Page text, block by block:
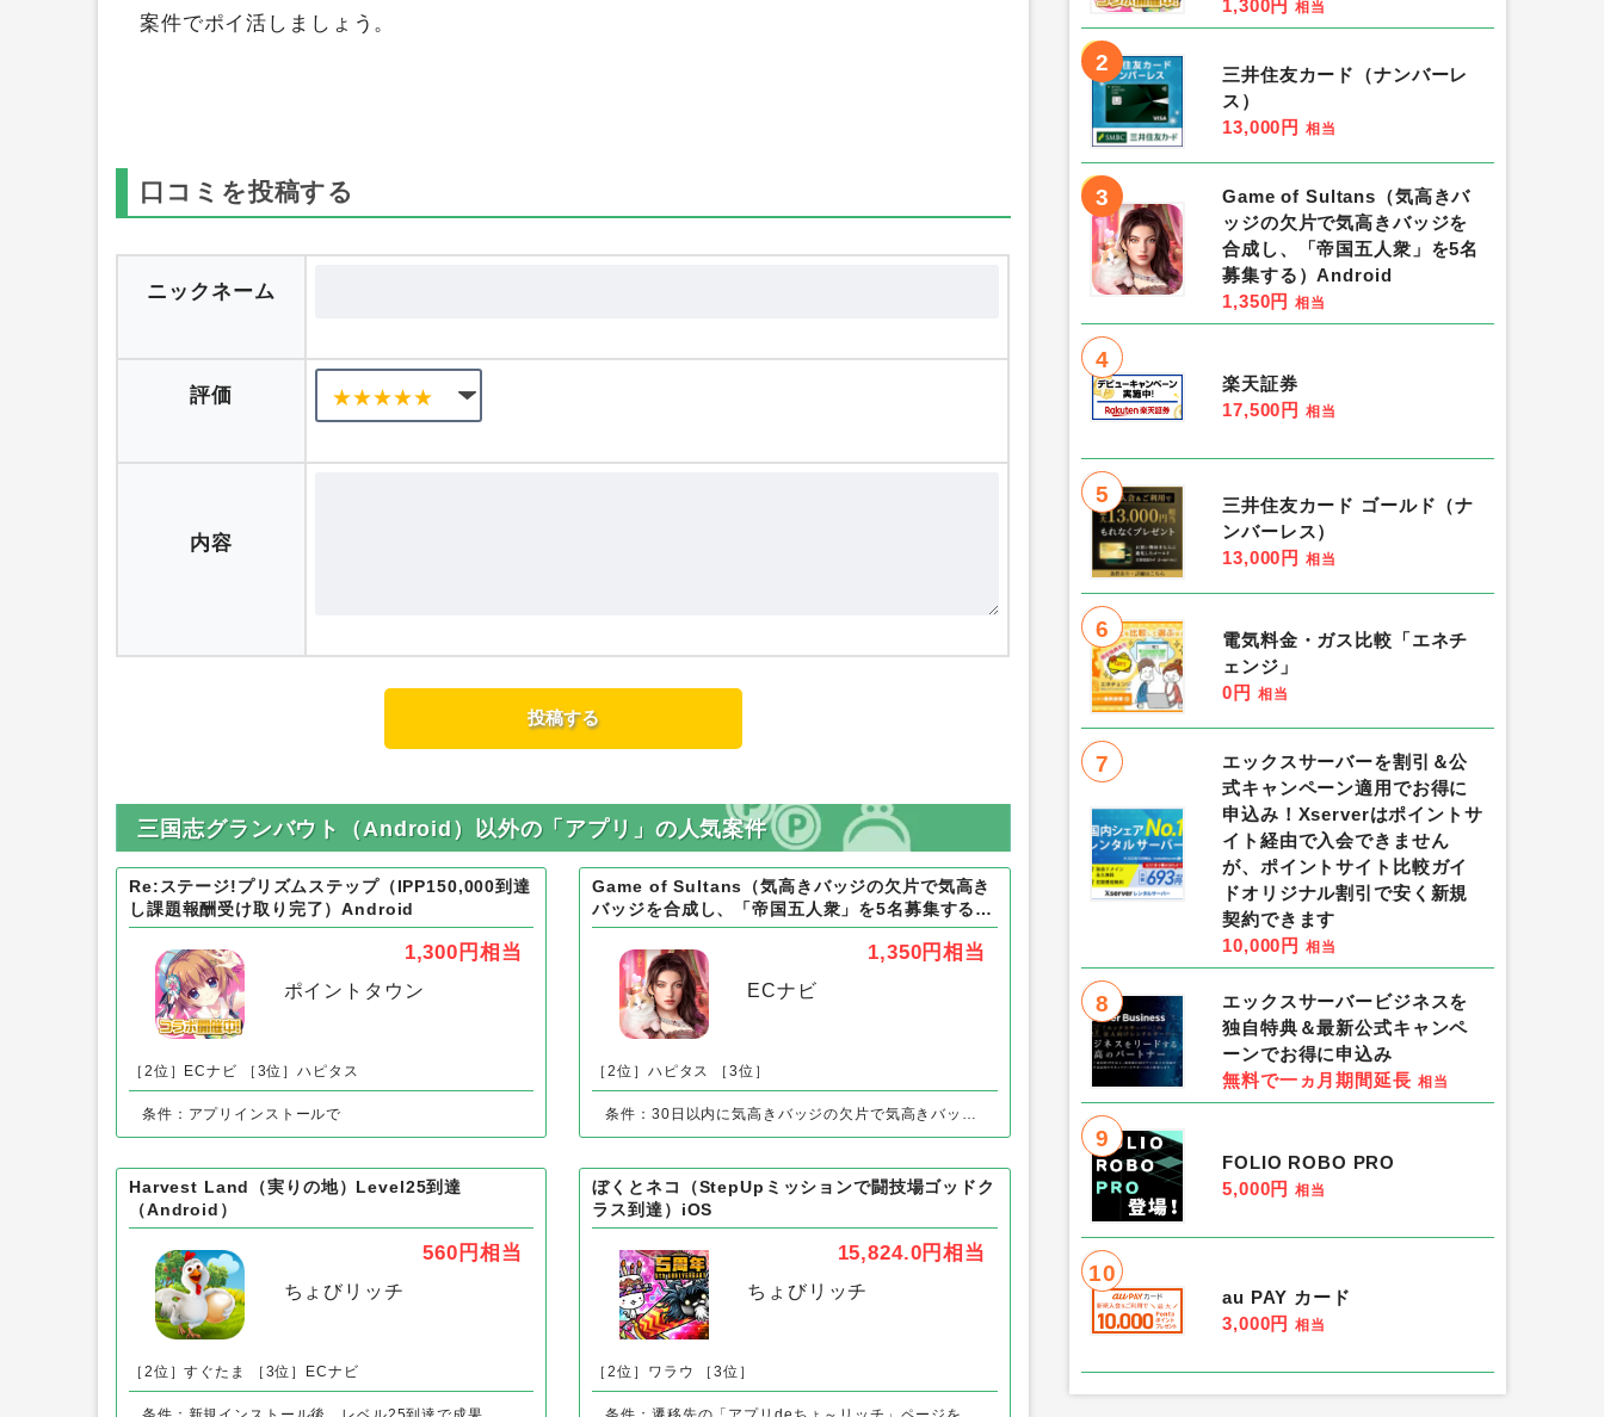
ています。獲得ポイントのデータは毎朝自動的に最新のものに更新されます。ポイント
口コミを投稿する
ニックネーム
内容
三国志グランバウト（Android）以外の「アプリ」の人気案件
Re:ステージ!プリズムステップ（IPP150,000到達
し課題報酬受け取り完了）Android
ポイントタウン
［2位］ECナビ ［3位］ハピタス
条件：アプリインストールで
Game of Sultans（気高きバッジの欠片で気高き
バッジを合成し、「帝国五人衆」を5名募集する）
Android
ECナビ
［2位］ハピタス ［3位］
Harvest Land（実りの地）Level25到達
（Android）
ちょびリッチ
ぼくとネコ（StepUpミッションで闘技場ゴッドク
ラス到達）iOS
ちょびリッチ
1,300円 相当
2
三井住友カード（ナンバーレ
ス）
13,000円 相当
3
Game of Sultans（気高きバ
ッジの欠片で気高きバッジを
合成し、「帝国五人衆」を5名
募集する）Android
1,350円 相当
4
楽天証券
17,500円 相当
5
三井住友カード ゴールド（ナ
ンバーレス）
13,000円 相当
6
電気料金・ガス比較「エネチ
ェンジ」
0円 相当
7
エックスサーバーを割引＆公
式キャンペーン適用でお得に
申込み！Xserverはポイントサ
イト経由で入会できません
が、ポイントサイト比較ガイ
ドオリジナル割引で安く新規
契約できます
10,000円 相当
8
エックスサーバービジネスを
独自特典＆最新公式キャンペ
ーンでお得に申込み
無料で一ヵ月期間延長 相当
9
FOLIO ROBO PRO
5,000円 相当
10
au PAY カード
3,000円 相当